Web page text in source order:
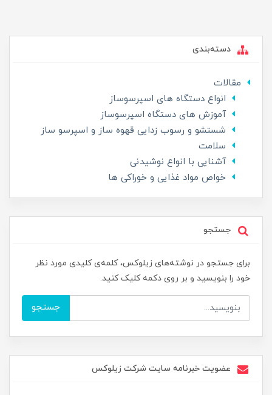
دسته‌بندی
مقالات
انواع دستگاه های اسپرسوساز
آموزش های دستگاه اسپرسوساز
شستشو و رسوب زدایی قهوه ساز و اسپرسو ساز
سلامت
آشنایی با انواع نوشیدنی
خواص مواد غذایی و خوراکی ها
جستجو
برای جستجو در نوشته‌های زیلوکس، کلمه‌ی کلیدی مورد نظر
خود را بنویسید و بر روی دکمه کلیک کنید.
جستجو
عضویت خبرنامه سایت شرکت زیلوکس